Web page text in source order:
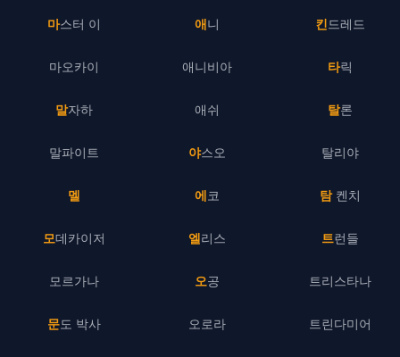
마스터 이
마오카이
말자하
말파이트
멜
모데카이저
모르가나
문도 박사
애니
애니비아
애쉬
야스오
에코
엘리스
오공
오로라
킨드레드
타릭
탈론
탈리야
탐 켄치
트런들
트리스타나
트린다미어